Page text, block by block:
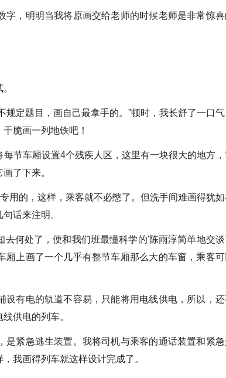
，明明当我将原画交给老师的时候老师是非常惊
定题目，画自己最拿手的。”顿时，我长舒了一口
脆画一列地铁吧！
车厢设置4个残疾人区，这里有一块很大的地方
了下来。
的，这样，乘客就不必憋了。但洗手间难画得犹
话来注明。
何处了，便和我们班最懂科学的'陈雨淳简单地交
上画了一个几乎有整节车厢那么大的车窗，乘客
有电的轨道不容易，只能将用电线供电，所以，
供电的列车。
紧急逃生装置。我将司机与乘客的通话装置和紧
我画得列车就这样设计完成了。